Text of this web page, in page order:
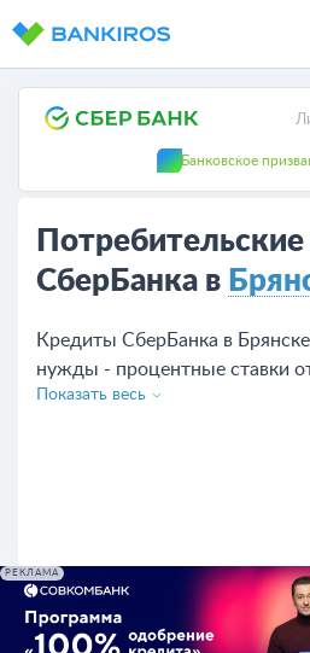
Банковское
СберБанка в
Кредиты СберБанка в
нужды - процентные ставки
сегодня - 11. Чтобы взять
Показать весь
РЕКЛАМА